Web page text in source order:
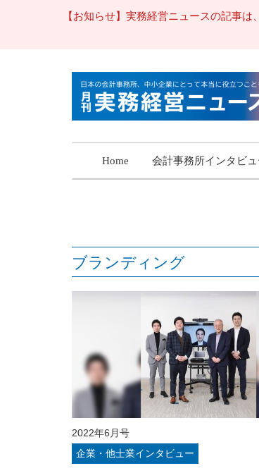
【お知らせ】実務経営ニュースの記事
Home 会計事務所インタビュ
ブランディング
2022年6月号
企業・他士業インタビュー